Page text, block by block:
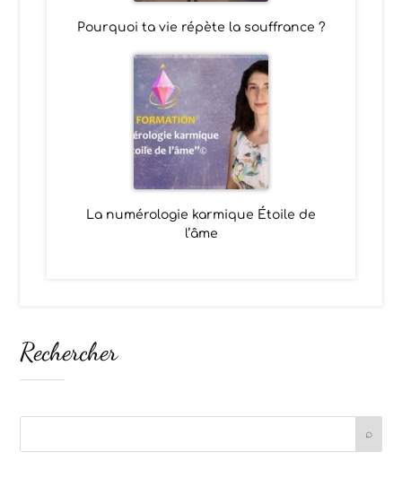
Pourquoi ta vie répète la souffrance ?
La numérologie karmique Étoile de
l’âme
Rechercher